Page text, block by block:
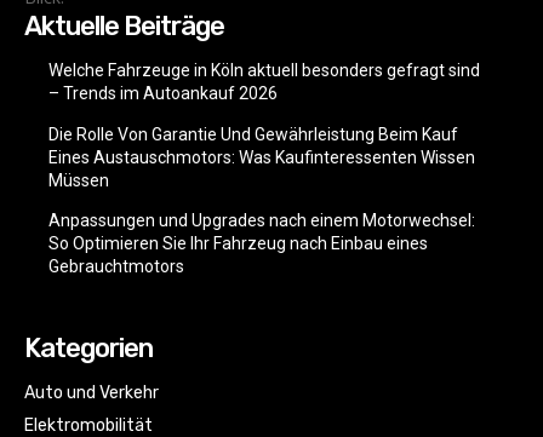
Aktuelle Beiträge
Welche Fahrzeuge in Köln aktuell besonders gefragt sind
– Trends im Autoankauf 2026
Die Rolle Von Garantie Und Gewährleistung Beim Kauf
Eines Austauschmotors: Was Kaufinteressenten Wissen
Müssen
Anpassungen und Upgrades nach einem Motorwechsel:
So Optimieren Sie Ihr Fahrzeug nach Einbau eines
Gebrauchtmotors
Kategorien
Auto und Verkehr
Elektromobilität